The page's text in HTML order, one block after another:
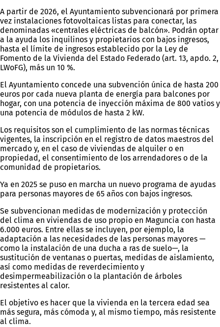
A partir de 2026, el Ayuntamiento subvencionará por primera
vez instalaciones fotovoltaicas listas para conectar, las
denominadas «centrales eléctricas de balcón». Podrán optar
a la ayuda los inquilinos y propietarios con bajos ingresos,
hasta el límite de ingresos establecido por la Ley de
Fomento de la Vivienda del Estado Federado (art. 13, apdo. 2,
LWoFG), más un 10 %.
El Ayuntamiento concede una subvención única de hasta 200
euros por cada nueva planta de energía para balcones por
hogar, con una potencia de inyección máxima de 800 vatios y
una potencia de módulos de hasta 2 kW.
Los requisitos son el cumplimiento de las normas técnicas
vigentes, la inscripción en el registro de datos maestros del
mercado y, en el caso de viviendas de alquiler o en
propiedad, el consentimiento de los arrendadores o de la
comunidad de propietarios.
Ya en 2025 se puso en marcha un nuevo programa de ayudas
para personas mayores de 65 años con bajos ingresos.
Se subvencionan medidas de modernización y protección
del clima en viviendas de uso propio en Maguncia con hasta
6.000 euros. Entre ellas se incluyen, por ejemplo, la
adaptación a las necesidades de las personas mayores —
como la instalación de una ducha a ras de suelo—, la
sustitución de ventanas o puertas, medidas de aislamiento,
así como medidas de reverdecimiento y
desimpermeabilización o la plantación de árboles
resistentes al calor.
El objetivo es hacer que la vivienda en la tercera edad sea
más segura, más cómoda y, al mismo tiempo, más resistente
al clima.